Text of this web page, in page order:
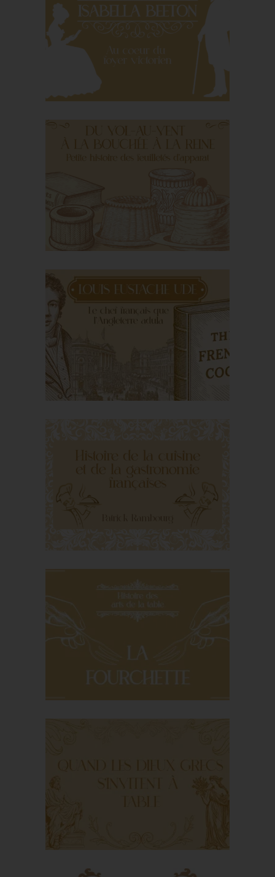
Individual cutlery
pioneer at the heart of
From vol-au-vent to
bouchée à la reine: a
brief history of
ceremonial pastries
Louis Eustache Ude,
the French chief that
England Adula
gastronomy
Byzantium to
Versailles, the